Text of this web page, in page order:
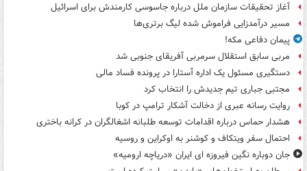
آغاز تحقیقات سازمان ملل درباره جاسوسی کارمندش برای اسرائیل
مسیر درآمدزایی فراموش شده لیگ برتری‌ها
پیمان دفاعی مکه!
مربی سابق استقلال سرمربی آفریقای جنوبی شد
دستگیری مسئول یک اداره آستارا در پرونده فساد مالی
مجتبی جباری تیم جدیدش را انتخاب کرد
روایت رسانه عبری از دخالت آشکار ترامپ در کوبا
هشدار حماس درباره اقدامات توسعه طلبانه اشغالگران در کرانه باختری
احتمال سفر ویتکاف و کوشنر به اوکراین و روسیه
جان دوباره نگین فیروزه ای ایران «دریاچه ارومیه»